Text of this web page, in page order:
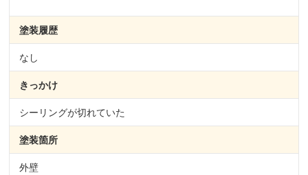
塗装履歴
なし
きっかけ
シーリングが切れていた
塗装箇所
外壁